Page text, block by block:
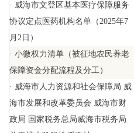
· 威海市文登区基本医疗保障服务
协议定点医药机构名单（2025年7
月2日）
· 小微权力清单（被征地农民养老
保障资金分配流程及分工）
· 威海市人力资源和社会保障局 威
海市发展和改革委员会 威海市财
政局 国家税务总局威海市税务局